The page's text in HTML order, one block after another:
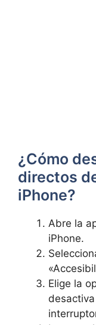
¿Cómo
directos
iPhone?
Abre la
iPhone.
Elige la